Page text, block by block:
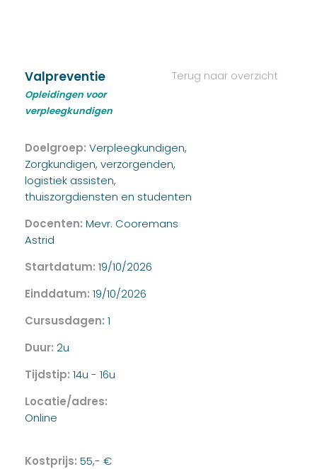
Terug naar overzicht
Valpreventie
Opleidingen voor
verpleegkundigen
Doelgroep: Verpleegkundigen,
Zorgkundigen, verzorgenden,
logistiek assisten,
thuiszorgdiensten en studenten
Docenten: Mevr. Cooremans
Astrid
Startdatum: 19/10/2026
Einddatum: 19/10/2026
Cursusdagen: 1
Duur: 2u
Tijdstip: 14u - 16u
Locatie/adres:
Online
Kostprijs: 55,- €